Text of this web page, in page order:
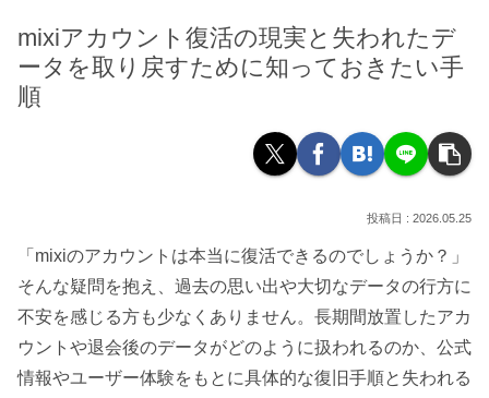
mixiアカウント復活の現実と失われたデ
ータを取り戻すために知っておきたい手
順
2026.05.25
「mixiのアカウントは本当に復活できるのでしょうか？」
そんな疑問を抱え、過去の思い出や大切なデータの行方に
不安を感じる方も少なくありません。長期間放置したアカ
ウントや退会後のデータがどのように扱われるのか、公式
情報やユーザー体験をもとに具体的な復旧手順と失われる